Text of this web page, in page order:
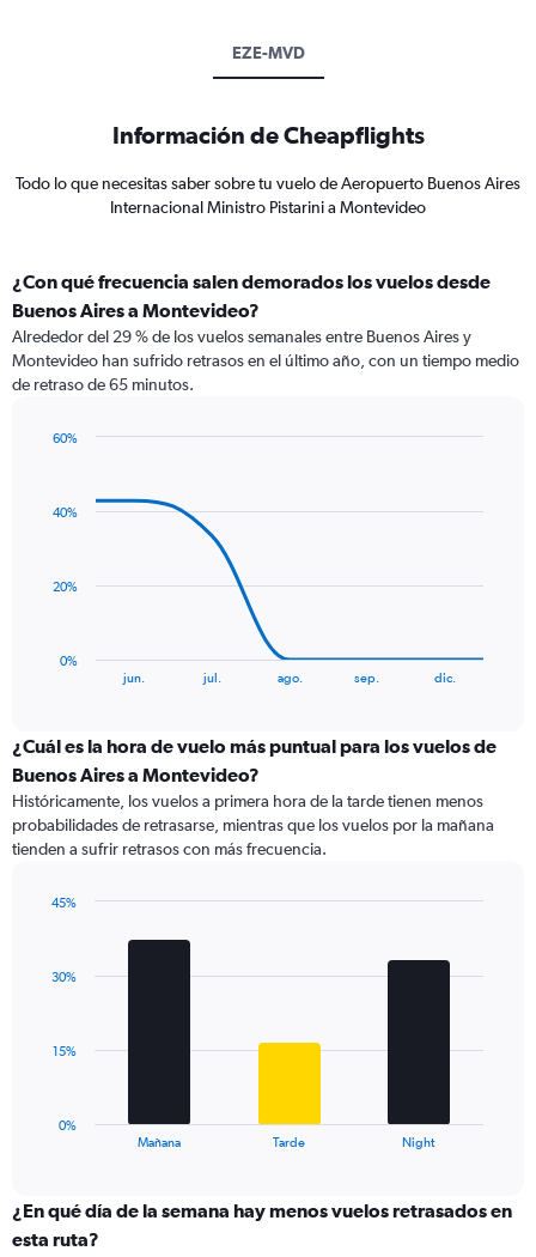
EZE-MVD
Información de Cheapflights
Todo lo que necesitas saber sobre tu vuelo de Aeropuerto Buenos Aires
Internacional Ministro Pistarini a Montevideo
¿Con qué frecuencia salen demorados los vuelos desde
Buenos Aires a Montevideo?
Alrededor del 29 % de los vuelos semanales entre Buenos Aires y
Montevideo han sufrido retrasos en el último año, con un tiempo medio
de retraso de 65 minutos.
displaying
categories.
Range:
7
categories.
The
has
axis
jun. jul. ago. sep. dic.
0%
20%
40%
60%
¿Cuál es la hora de vuelo más puntual para los vuelos de
Buenos Aires a Montevideo?
Históricamente, los vuelos a primera hora de la tarde tienen menos
probabilidades de retrasarse, mientras que los vuelos por la mañana
tienden a sufrir retrasos con más frecuencia.
The
categories.
Range:
Mañana Tarde Night
0%
15%
30%
45%
¿En qué día de la semana hay menos vuelos retrasados en
esta ruta?